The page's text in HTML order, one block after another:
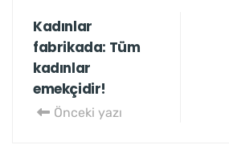
Kadınlar
fabrikada: Tüm
kadınlar
emekçidir!
Önceki yazı